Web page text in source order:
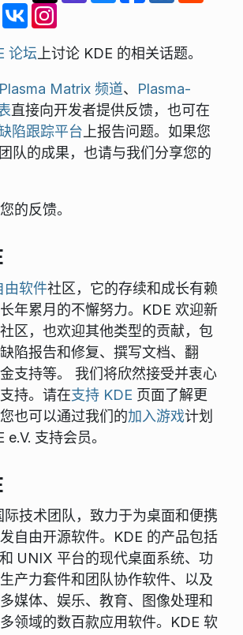
论坛 上讨论 KDE 的相关话题。
Matrix 频道、
Plasma-
直接向开发者提供反馈，也可在
陷跟踪平台 上报告问题。如果您
队的成果，也请与我们分享您的
的反馈。
由软件社区，它的存续和成长有赖
年累月的不懈努力。KDE 欢迎新
区，也欢迎其他类型的贡献，包
陷报告和修复、撰写文档、翻
支持等。 我们将欣然接受并衷心
持。请在支持 KDE 页面了解更
也可以通过我们的加入游戏计划
支持会员。
际技术团队，致力于为桌面和便携
自由开源软件。KDE 的产品包括
UNIX 平台的现代桌面系统、功
产力套件和团队协作软件、以及
媒体、娱乐、教育、图像处理和
领域的数百款应用软件。KDE 软